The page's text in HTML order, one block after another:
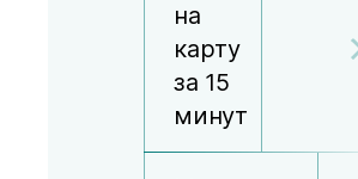
на
карту
за 15
минут